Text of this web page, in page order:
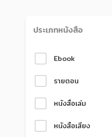
ศิลปะ บันเทิง กีฬา ท่องเที่ยว
ศิลปะ บันเทิง กีฬา ท่องเที่ยว
ประเภทหนังสือ
Ebook
รายตอน
หนังสือเล่ม
หนังสือเสียง